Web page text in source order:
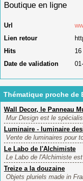
Boutique en ligne
Url
Lien retour
Hits
16
Date de validation
Thématique proche de
Wall Decor, le Panneau
Mur Design est le
Luminaire - luminaire
Vente de luminaires pour
Le Labo de l'Alchimiste
Le Labo de l'Alchimiste
Treize a la douzaine
Objets pluriels made in